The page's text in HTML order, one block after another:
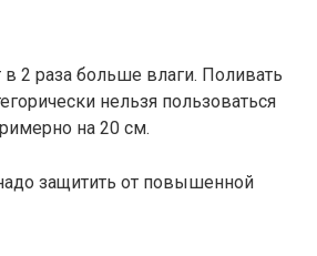
в 2 раза больше влаги. Поливать
нельзя пользоваться
на 20 см.
защитить от повышенной